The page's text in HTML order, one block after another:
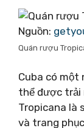
Nguồn:
Quán rượu
Cuba có một
thể được trải
Tropicana là
và trang